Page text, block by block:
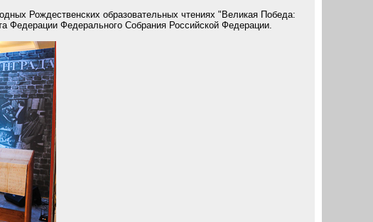
Рождественских образовательных чтениях "Великая Победа:
Федерации Федерального Собрания Российской Федерации.